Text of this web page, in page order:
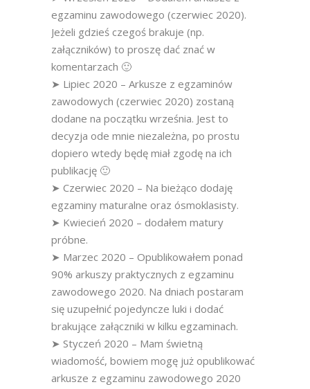
egzaminu zawodowego (czerwiec 2020).
Jeżeli gdzieś czegoś brakuje (np.
załączników) to proszę dać znać w
komentarzach 🙂
➤ Lipiec 2020 – Arkusze z egzaminów
zawodowych (czerwiec 2020) zostaną
dodane na początku września. Jest to
decyzja ode mnie niezależna, po prostu
dopiero wtedy będę miał zgodę na ich
publikację 🙂
➤ Czerwiec 2020 – Na bieżąco dodaję
egzaminy maturalne oraz ósmoklasisty.
➤ Kwiecień 2020 – dodałem matury
próbne.
➤ Marzec 2020 – Opublikowałem ponad
90% arkuszy praktycznych z egzaminu
zawodowego 2020. Na dniach postaram
się uzupełnić pojedyncze luki i dodać
brakujące załączniki w kilku egzaminach.
➤ Styczeń 2020 – Mam świetną
wiadomość, bowiem mogę już opublikować
arkusze z egzaminu zawodowego 2020